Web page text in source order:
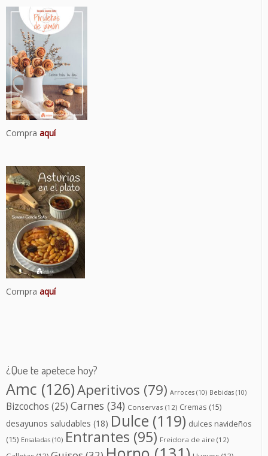
Compra aquí
Compra aquí
¿Que te apetece hoy?
Amc (126)Aperitivos (79) Arroces (10) Bebidas (10)
Bizcochos (25) Carnes (34) Conservas (12) Cremas (15)
desayunos saludables (18) Dulce (119) dulces navideños
(15) Ensaladas (10) Entrantes (95) Freidora de aire (12)